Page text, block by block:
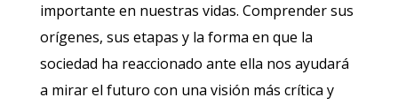
importante en nuestras vidas. Comprender sus
orígenes, sus etapas y la forma en que la
sociedad ha reaccionado ante ella nos ayudará
a mirar el futuro con una visión más crítica y